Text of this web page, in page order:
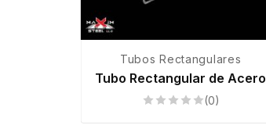
Tubos Rectangulares
Tubo Rectangular de Acero
(0)